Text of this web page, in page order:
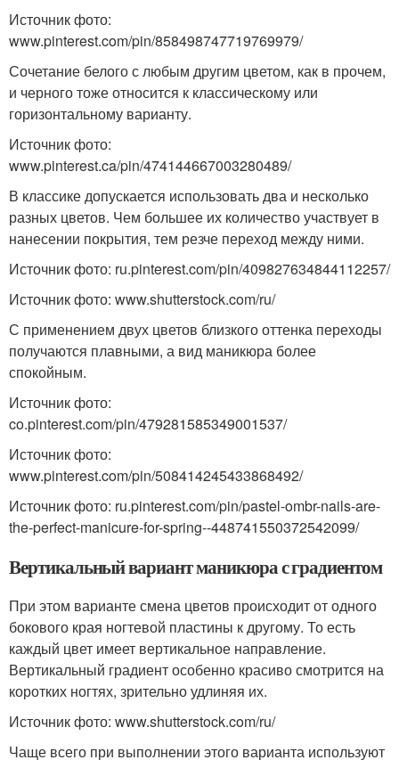
Источник фото:
www.pinterest.com/pin/858498747719769979/
Сочетание белого с любым другим цветом, как в прочем,
и черного тоже относится к классическому или
горизонтальному варианту.
Источник фото:
www.pinterest.ca/pin/474144667003280489/
В классике допускается использовать два и несколько
разных цветов. Чем большее их количество участвует в
нанесении покрытия, тем резче переход между ними.
Источник фото: ru.pinterest.com/pin/409827634844112257/
Источник фото: www.shutterstock.com/ru/
С применением двух цветов близкого оттенка переходы
получаются плавными, а вид маникюра более
спокойным.
Источник фото:
co.pinterest.com/pin/479281585349001537/
Источник фото:
www.pinterest.com/pin/508414245433868492/
Источник фото: ru.pinterest.com/pin/pastel-ombr-nails-are-
the-perfect-manicure-for-spring--448741550372542099/
Вертикальный вариант маникюра с градиентом
При этом варианте смена цветов происходит от одного
бокового края ногтевой пластины к другому. То есть
каждый цвет имеет вертикальное направление.
Вертикальный градиент особенно красиво смотрится на
коротких ногтях, зрительно удлиняя их.
Источник фото: www.shutterstock.com/ru/
Чаще всего при выполнении этого варианта используют